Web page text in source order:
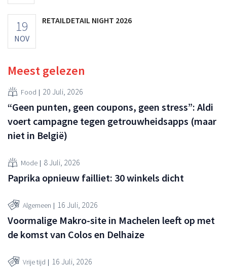
19
NOV
RETAILDETAIL NIGHT 2026
Meest gelezen
Food 20 Juli, 2026
“Geen punten, geen coupons, geen stress”: Aldi
voert campagne tegen getrouwheidsapps (maar
niet in België)
Mode 8 Juli, 2026
Paprika opnieuw failliet: 30 winkels dicht
Algemeen 16 Juli, 2026
Voormalige Makro-site in Machelen leeft op met
de komst van Colos en Delhaize
Vrije tijd 16 Juli, 2026